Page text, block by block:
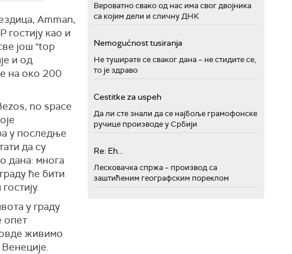
Amman,
гостију као и
још "top
и од
на око 200
no space
у последње
да су
дана: многа
ће бити
у граду
опет
живимо
Вероватно свако од нас има свог двојника
са којим дели и сличну ДНК
Nemogućnost tusiranja
Не туширате се сваког дана – не стидите се,
то је здраво
Cestitke za uspeh
Да ли сте знали да се најбоље грамофонске
ручице производе у Србији
Re: Eh...
Лесковачка спржа – производ са
заштићеним географским пореклом